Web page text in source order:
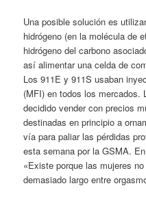
Una posible solución es
hidrógeno (en la molécula de
hidrógeno del carbono
así alimentar una celda de
Los 911E y 911S usaban
(MFI) en todos los mercados.
decidido vender con precios
destinadas en principio a
vía para paliar las pérdidas
esta semana por la GSMA.
«Existe porque las mujeres
demasiado largo entre